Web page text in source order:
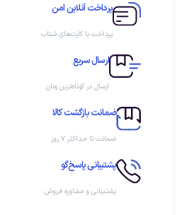
پرداخت آنلاین امن
پرداخت با کارت‌های شتاب
ارسال سریع
ارسال در کوتاه‌ترین زمان
ضمانت بازگشت کالا
ضمانت تا حداکثر ۷ روز
پشتیبانی پاسخ‌گو
پشتیبانی و مشاوره فروش